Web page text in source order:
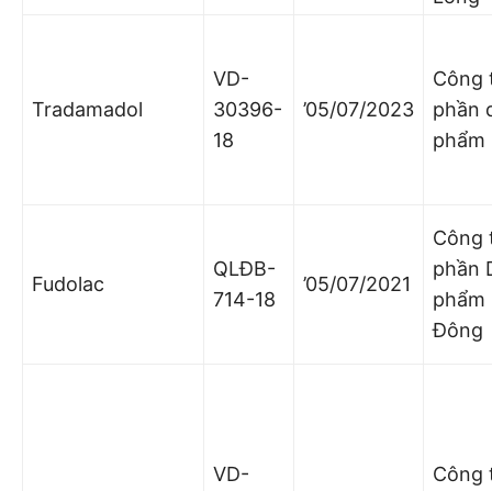
Tradamadol
VD-
30396-
18
’05/07/2023
Công
phần
phẩm
Fudolac
QLĐB-
714-18
’05/07/2021
Công
phần
phẩm
Đông
VD-
Công